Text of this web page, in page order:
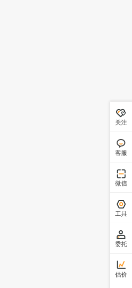
关注
客服
微信
工具
委托
估价